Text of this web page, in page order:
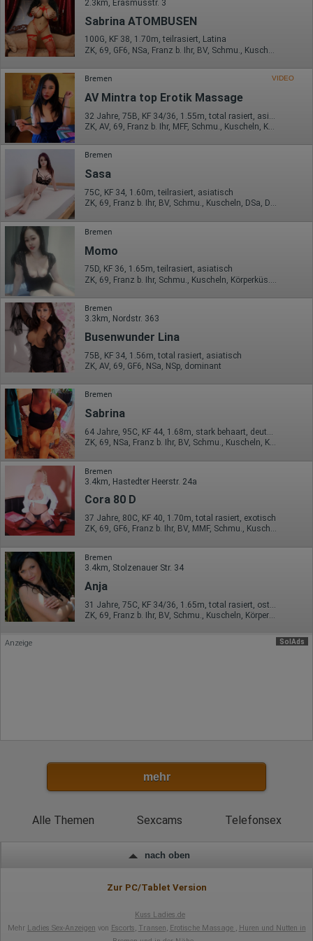
zusammengeführt.
Erhobene Informationen zum Besucherverhalten sind folgende:
Herkunft (Land und Stadt)
Sprache
Betriebssystem
Gerät (PC, Tablet-PC oder Smartphone)
Browser und alle verwendeten Add-ons
Auflösung des Computers
Besucherquelle (Facebook, Suchmaschine oder
verweisende Webseite)
Welche Dateien wurden heruntergeladen?
Welche Videos angeschaut?
Wurden Werbebanner angeklickt?
Wohin ging der Besucher? Klickte er auf weitere Seiten des
Portals oder hat er sie komplett verlassen?
Wie lange blieb der Besucher?
Ort der Verarbeitung:
Europäische Union & USA
Hotjar
Wir nutzen Hotjar als Webanalysedient. Es wird verwendet, um
Daten über das Benutzerverhalten zu sammeln. Hotjar kann
auch im Rahmen von Umfragen und Feedbackfunktionen, die
auf unserer Website eingebunden sind, von Ihnen bereitgestellte
Informationen verarbeiten.
Herausgeber:
Hotjar Limited, Malta
Erhobene Daten:
Datum und Uhrzeit des Besuchs
Gerätetyp
Geografischer Standort
IP-Adresse
Mausbewegungen
Besuchte Seiten
Referrer URL
Bildschirmauflösung
Eindeutige Gerätekennung
Sprachinformationen
Gerätebestriebssystem
Browser-Typ
Klicks
Eindeutige Benutzerkennung
Antworten auf Umfragen
Ort der Verarbeitung:
Europäische Union
Rechtliche Grundlage der Verarbeitung
2.3km, Erasmusstr. 3
Sabrina ATOMBUSEN
100G, KF 38, 1.70m, teilrasiert, Latina
Bremen VIDEO
AV Mintra top Erotik Massage
ZK, AV, 69, Franz b. Ihr, MFF, Schmu., Kuscheln, Körperküs.
Bremen
Sasa
75C, KF 34, 1.60m, teilrasiert, asiatisch
ZK, 69, Franz b. Ihr, BV, Schmu., Kuscheln, DSa, DSp
Bremen
Momo
75D, KF 36, 1.65m, teilrasiert, asiatisch
Bremen
3.3km, Nordstr. 363
Busenwunder Lina
75B, KF 34, 1.56m, total rasiert, asiatisch
ZK, AV, 69, GF6, NSa, NSp, dominant
Bremen
Sabrina
64 Jahre, 95C, KF 44, 1.68m, stark behaart, deutsch
ZK, 69, NSa, Franz b. Ihr, BV, Schmu., Kuscheln, Körperküs.
Bremen
3.4km, Hastedter Heerstr. 24a
Cora 80 D
37 Jahre, 80C, KF 40, 1.70m, total rasiert, exotisch
ZK, 69, GF6, Franz b. Ihr, BV, MMF, Schmu., Kuscheln
Bremen
3.4km, Stolzenauer Str. 34
Anja
SolAds
Anzeige
mehr
Alle Themen Sexcams Telefonsex
nach oben
Zur PC/Tablet Version
Kuss Ladies.de
Mehr Ladies Sex-Anzeigen von Escorts, Transen, Erotische Massage , Huren und Nutten in